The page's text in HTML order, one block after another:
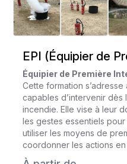
EPI (Équipier de
Équipier de Première
Cette formation
capables d’intervenir dès
incendie. Elle vise à leur
les gestes essentiels
utiliser les moyens de
coordonner les actions